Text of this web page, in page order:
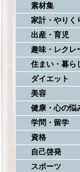
素材集
家計・やりく
出産・育児
趣味・レクレ
住まい・暮ら
ダイエット
美容
健康・心の悩
学問・留学
資格
自己啓発
スポーツ